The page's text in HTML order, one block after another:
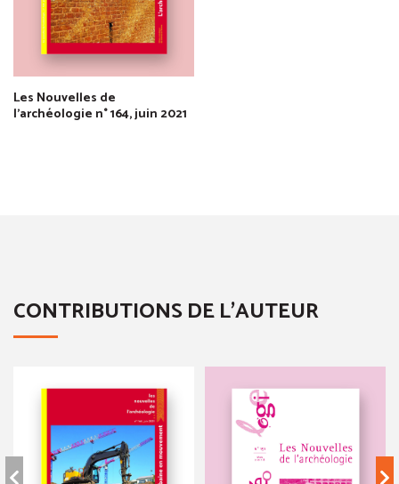
Les Nouvelles de
l'archéologie n° 164, juin 2021
CONTRIBUTIONS DE L'AUTEUR